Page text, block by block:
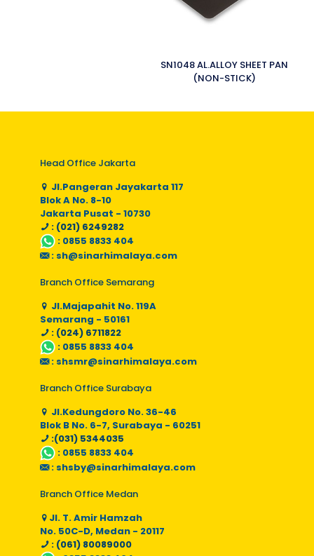
SN1048 AL.ALLOY SHEET PAN
(NON-STICK)
Head Office Jakarta
Jl.Pangeran Jayakarta 117
Blok A No. 8-10
Jakarta Pusat - 10730
: (021) 6249282
: 0855 8833 404
: sh@sinarhimalaya.com
Branch Office Semarang
Jl.Majapahit No. 119A
Semarang - 50161
: (024) 6711822
: 0855 8833 404
: shsmr@sinarhimalaya.com
Branch Office Surabaya
Jl.Kedungdoro No. 36-46
Blok B No. 6-7, Surabaya - 60251
:(031) 5344035
: 0855 8833 404
: shsby@sinarhimalaya.com
Branch Office Medan
Jl. T. Amir Hamzah
No. 50C-D, Medan - 20117
: (061) 80089000